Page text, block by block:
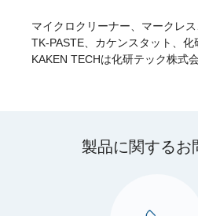
マイクロクリーナー、マークレス
TK-PASTE、カケンスタット、化
KAKEN TECHは化研テック株式
製品に関するお